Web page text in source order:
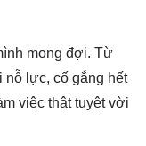
mong đợi. Từ
nỗ lực, cố gắng hết
việc thật tuyệt vời